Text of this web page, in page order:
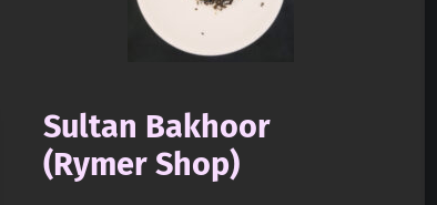
Sultan Bakhoor
(Rymer Shop)